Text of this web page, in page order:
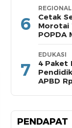
6
REGIONAL
Cetak
Morotai
POPDA
7
EDUKASI
4 Paket
APBD
PENDAPAT